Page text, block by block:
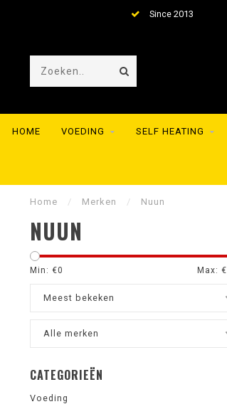
Since 2013
HOME VOEDING SELF HEATING
Home / Merken / Nuun
NUUN
Min: €0 Max: €
Meest bekeken
Alle merken
CATEGORIEËN
Voeding